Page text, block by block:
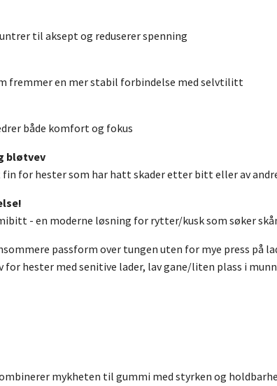
til aksept og reduserer spenning
fremmer en mer stabil forbindelse med selvtilitt
både komfort og fokus
bløtvev
for hester som har hatt skader etter bitt eller av
- en moderne løsning for rytter/kusk som søker
passform over tungen uten for mye press på
med senitive lader, lav gane/liten plass i
mykheten til gummi med styrken og